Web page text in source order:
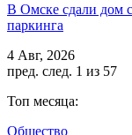
В Омске сдали дом
паркинга
4 Авг, 2026
пред. след. 1 из 57
Топ месяца:
Общество